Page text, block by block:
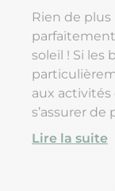
Rien de plus
soleil ! Si les
aux
s’assurer de
effet,
Lire la suite